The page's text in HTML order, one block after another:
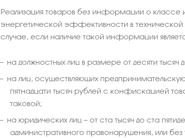
Реализация товаров без информации о
энергетической эффективности в
случае, если наличие такой информации
на должностных лиц в размере от десяти тысяч
на лиц, осуществляющих
пятнадцати тысяч рублей с конфискацией
таковой;
на юридических лиц — от ста тысяч до ста
административного правонарушения, или без